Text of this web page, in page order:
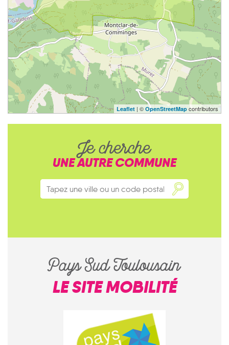
Leaflet | © OpenStreetMap contributors
Je cherche
UNE AUTRE COMMUNE
Pays Sud Toulousain
LE SITE MOBILITÉ